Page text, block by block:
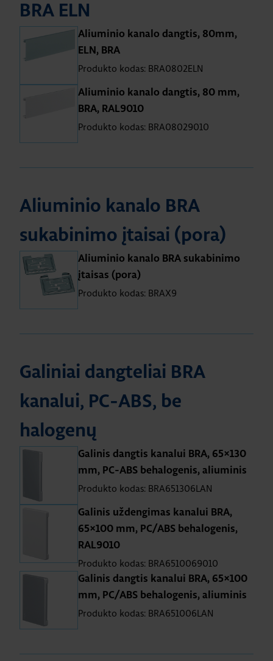
BRA ELN
Aliuminio kanalo dangtis, 80mm,
ELN, BRA
Produkto kodas: BRA0802ELN
Aliuminio kanalo dangtis, 80 mm,
BRA, RAL9010
Produkto kodas: BRA08029010
Aliuminio kanalo BRA
sukabinimo įtaisai (pora)
Aliuminio kanalo BRA sukabinimo
įtaisas (pora)
Produkto kodas: BRAX9
Galiniai dangteliai BRA
kanalui, PC-ABS, be
halogenų
Galinis dangtis kanalui BRA, 65×130
mm, PC-ABS behalogenis, aliuminis
Produkto kodas: BRA651306LAN
Galinis uždengimas kanalui BRA,
65×100 mm, PC/ABS behalogenis,
RAL9010
Produkto kodas: BRA6510069010
Galinis dangtis kanalui BRA, 65×100
mm, PC/ABS behalogenis, aliuminis
Produkto kodas: BRA651006LAN